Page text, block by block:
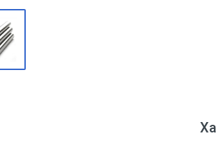
металлопрокат
арматура